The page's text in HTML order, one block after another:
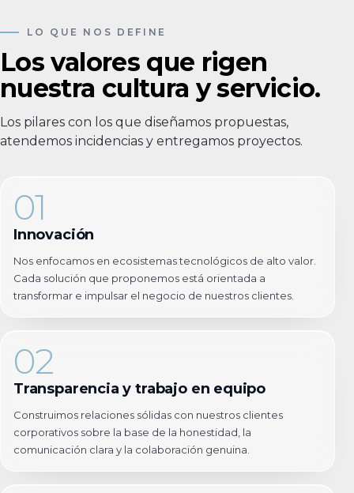
LO QUE NOS DEFINE
Los valores que rigen
nuestra cultura y servicio.
Los pilares con los que diseñamos propuestas,
atendemos incidencias y entregamos proyectos.
01
Innovación
Nos enfocamos en ecosistemas tecnológicos de alto valor.
Cada solución que proponemos está orientada a
transformar e impulsar el negocio de nuestros clientes.
02
Transparencia y trabajo en equipo
Construimos relaciones sólidas con nuestros clientes
corporativos sobre la base de la honestidad, la
comunicación clara y la colaboración genuina.